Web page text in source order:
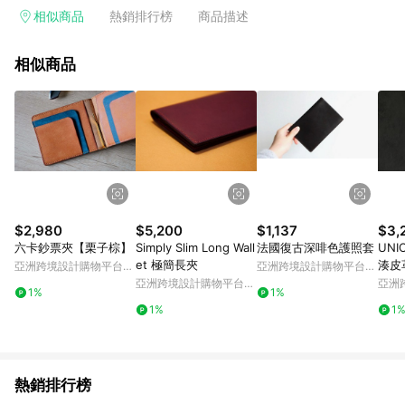
電玩/遊戲/相機/單眼/鏡頭/拍立得 [2024/6/1起適用] -內接硬
的購回饋活動享Yahoo超贈點回饋者 - 購物中心商店之商品：商
3. 訂單回饋金額將扣除運費/購物金/超贈點/福利金/紅利折抵/折
價券等虛擬貨幣折抵 4. 大宗採購或批發轉賣不具回饋資格： 如
有相關事證認定您為大宗採購、批發轉賣而非最終消費使用者，
相關認定以Yahoo購物中心之認定為準
相似商品 熱銷排行榜 商品描述
相似商品
$2,980
六卡鈔票夾【栗子棕】
亞洲跨境設計購物平台
1%
$5,200
Simply Slim Long Wall
et 極簡長夾
亞洲跨境設計購物平台
1%
$1,137
法國復古深啡色護照套
亞洲跨境設計購物平台
1%
湊皮
零錢
亞洲
1%
熱銷排行榜